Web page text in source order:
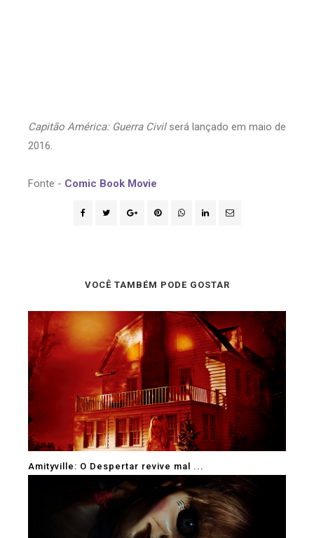
Capitão América: Guerra Civilserá lançado em maio de
2016.
Fonte - Comic Book Movie
VOCÊ TAMBÉM PODE GOSTAR
Amityville: O Despertar revive mal ...